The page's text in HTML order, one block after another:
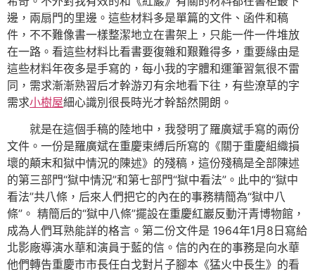
邊，兩扇門的里邊。這些材料多是單篇的文件、函件和稿
件，不不難像書一樣整潔地立在書架上，只能一件一件堆放
在一路。看這些材料比看書要復雜和艱難得多，重要緣由是
這些材料年夜多是手寫的，每小我的字體和運筆習氣很不雷
同，需求漸漸熟習后才幹游刃有余地看下往，有些潦草的字
需求小樹屋細心識別很長時光才幹豁然開朗。
就是在這個手稿的陸地中，我發明了羅廣斌手寫的兩份
文件。一份是羅廣斌在重慶束縛后所寫的《關于重慶組織損
壞的顛末和獄中情況的陳述》的殘稿，這份殘稿是全部陳述
的第三部門“獄中情況”和第七部門“獄中看法”。此中的“獄中
看法”共八條，后來人們把它的內在的事務精簡為“獄中八
條”。 精簡后的“獄中八條”擺設在重慶紅巖反動汗青博物館，
成為人們耳熟能詳的格言。第二份文件是 1964年1月8日寫給
北影廠導演水華和演員于藍的信。信的內在的事務是向水華
他們轉告重慶市市長任白戈對片子腳本《猛火中長生》的看